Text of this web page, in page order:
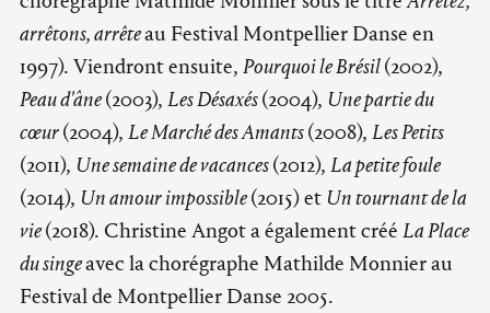
arrêtons, arrêteau Festival Montpellier Danse en
1997). Viendront ensuite, Pourquoi le Brésil(2002),
Peau d'âne(2003), Les Désaxés(2004), Une partie du
cœur(2004), Le Marché des Amants(2008), Les Petits
(2011), Une semaine de vacances(2012), La petite foule
(2014), Un amour impossible(2015) et Un tournant de la
vie(2018). Christine Angot a également créé La Place
du singeavec la chorégraphe Mathilde Monnier au
Festival de Montpellier Danse 2005.